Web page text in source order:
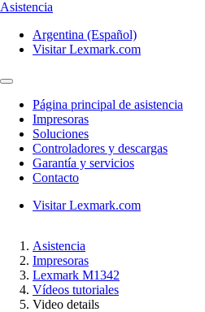
Asistencia
Argentina (Español)
Visitar Lexmark.com
Página principal de asistencia
Impresoras
Soluciones
Controladores y descargas
Garantía y servicios
Contacto
Visitar Lexmark.com
Asistencia
Impresoras
Lexmark M1342
Vídeos tutoriales
Video details